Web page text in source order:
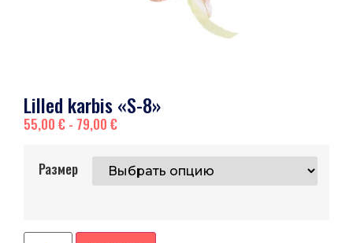
Lilled karbis «S-8»
55,00 € - 79,00 €
Размер